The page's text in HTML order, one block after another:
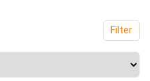
Filter